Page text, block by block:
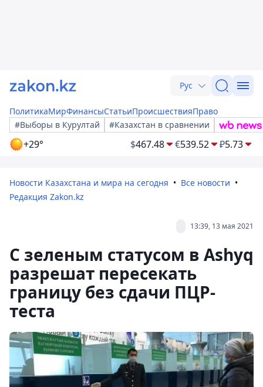
Рус
ПолитикаМирФинансыСтатьиПроисшествияПраво
#Выборы в Курултай
#Казахстан в сравнении
+29° $467.48 €539.52 ₽5.73
Новости Казахстана и мира на сегодня
Все новости
Редакция Zakon.kz
13:39, 13 мая 2021
С зеленым статусом в Ashyq
разрешат пересекать
границу без сдачи ПЦР-
теста